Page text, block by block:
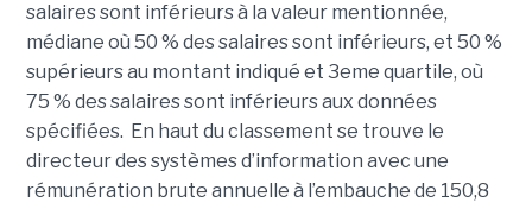
salaires sont inférieurs à la valeur mentionnée,
médiane où 50 % des salaires sont inférieurs, et 50 %
supérieurs au montant indiqué et 3eme quartile, où
75 % des salaires sont inférieurs aux données
spécifiées. En haut du classement se trouve le
directeur des systèmes d’information avec une
rémunération brute annuelle à l’embauche de 150,8